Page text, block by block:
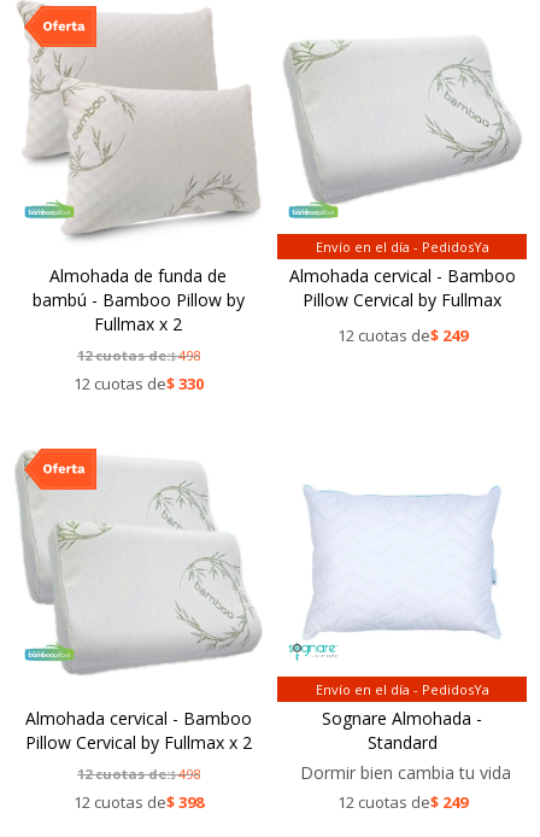
Almohada de funda de
bambú - Bamboo Pillow by
Fullmax x 2
12 cuotas de:$498
12 cuotas de$330
Envío en el día - PedidosYa
Almohada cervical - Bamboo
Pillow Cervical by Fullmax
12 cuotas de$ 249
Almohada cervical - Bamboo
Pillow Cervical by Fullmax x 2
12 cuotas de:$498
12 cuotas de$398
Envío en el día - PedidosYa
Sognare Almohada -
Standard
Dormir bien cambia tu vida
12 cuotas de$ 249